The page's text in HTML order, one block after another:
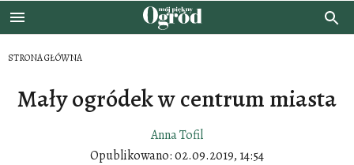
STRONA GŁÓWNA
Mały ogródek w centrum miasta
Anna Tofil
Opublikowano:02.09.2019, 14:54